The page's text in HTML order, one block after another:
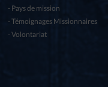
Pays de mission
Témoignages Missionnaires
Volontariat